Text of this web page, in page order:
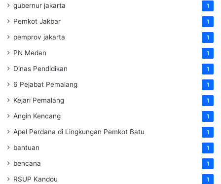
gubernur jakarta 1
Pemkot Jakbar 1
pemprov jakarta 1
PN Medan 1
Dinas Pendidikan 1
6 Pejabat Pemalang 1
Kejari Pemalang 1
Angin Kencang 1
Apel Perdana di Lingkungan Pemkot Batu 1
bantuan 1
bencana 1
RSUP Kandou 1